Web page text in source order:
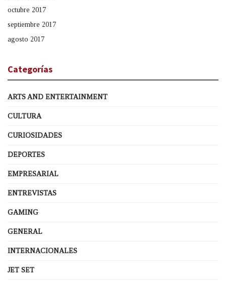
octubre 2017
septiembre 2017
agosto 2017
Categorías
ARTS AND ENTERTAINMENT
CULTURA
CURIOSIDADES
DEPORTES
EMPRESARIAL
ENTREVISTAS
GAMING
GENERAL
INTERNACIONALES
JET SET